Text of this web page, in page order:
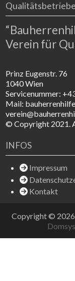
Verein für
Prinz Eugenstr. 76
1040 Wien
Servicenummer:
Mail:
© Copyright 2021.
INFOS
Impressum
Kontakt
Copyright © 2026